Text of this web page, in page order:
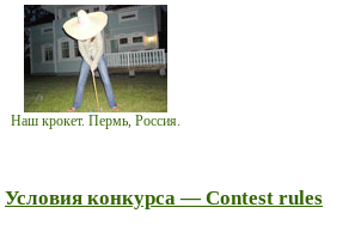
Наш крокет. Пермь, Россия.
Условия конкурса — Contest rules